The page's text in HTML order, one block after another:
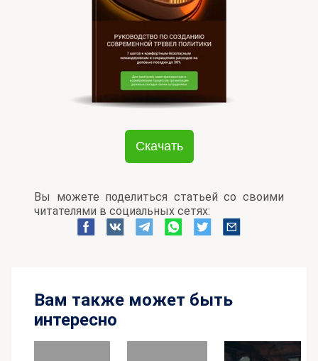
Скачать
Вы можете поделиться статьей со своими
читателями в социальных сетях:
Вам также может быть
интересно